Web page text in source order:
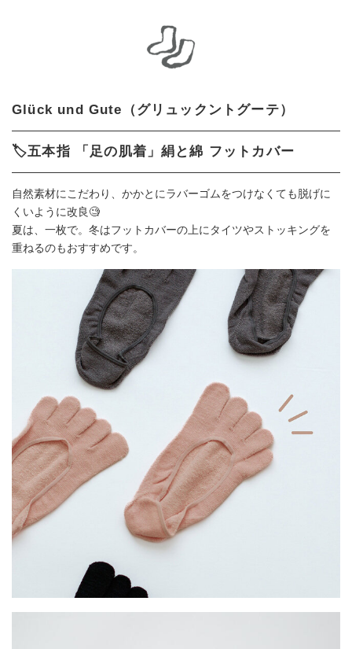
Glück und Gute（グリュックントグーテ）
🏷️五本指 「足の肌着」絹と綿 フットカバー
自然素材にこだわり、かかとにラバーゴムをつけなくても脱げに
くいように改良🧐
夏は、一枚で。冬はフットカバーの上にタイツやストッキングを
重ねるのもおすすめです。